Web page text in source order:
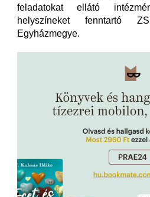
feladatokat ellátó
helyszíneket fenntartó
Egyházmegye.